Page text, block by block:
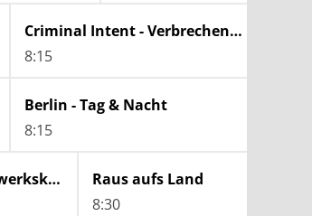
Criminal Intent - Verbrechen im Visier
8:15
Berlin - Tag & Nacht
8:15
Handwerkskunst!
Raus aufs Land
8:30